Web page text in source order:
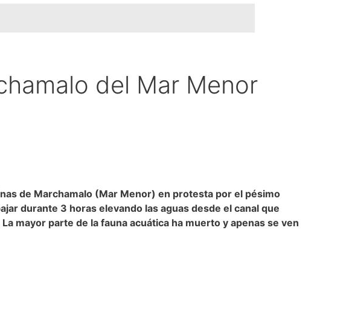
del Mar Menor
de Marchamalo (Mar Menor) en protesta por el pésimo
durante 3 horas elevando las aguas desde el canal que
mayor parte de la fauna acuática ha muerto y apenas se ven